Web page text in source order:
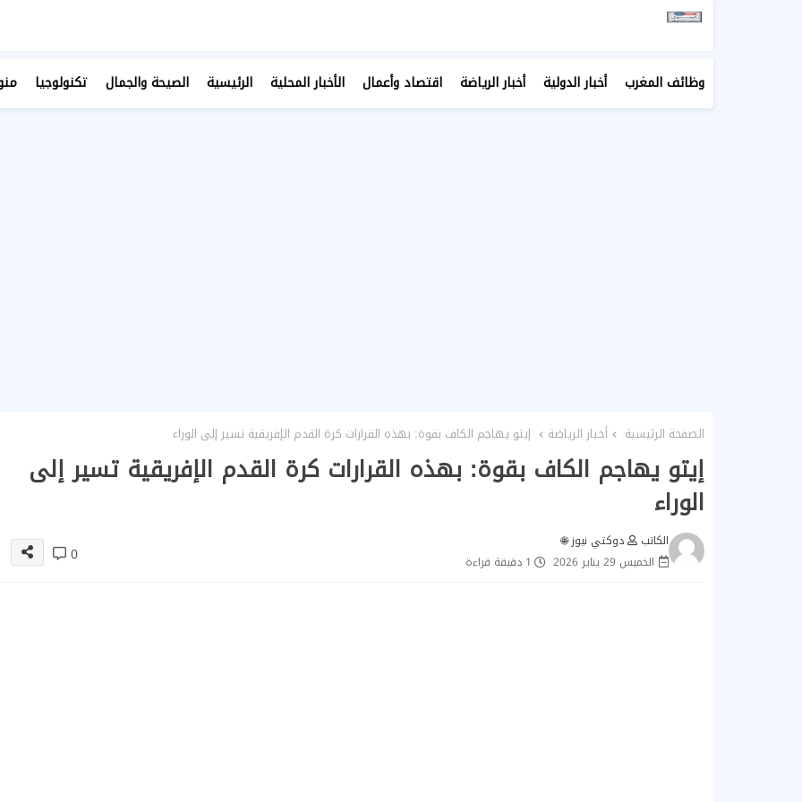
وظائف المغرب أخبار الدولية أخبار الرياضة اقتصاد وأعمال الأخبار المحلية الرئيسية الصيحة والجمال تكنولوجيا
الصفحة الرئيسية أخبار الرياضة إيتو يهاجم الكاف بقوة: بهذه القرارات كرة القدم الإفريقية تسير إلى الوراء
إيتو يهاجم الكاف بقوة: بهذه القرارات كرة القدم الإفريقية تسير إلى
الوراء
الكاتب
دوكتي نيوز 🌐
الخميس 29 يناير 2026
1 دقيقة قراءة 0